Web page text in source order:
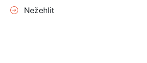
Nežehlit